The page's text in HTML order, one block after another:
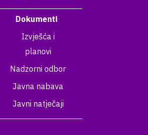
Dokumenti
Izvješća i
planovi
Nadzorni odbor
Javna nabava
Javni natječaji